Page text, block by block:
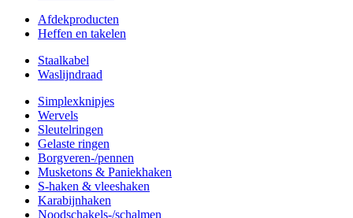
Afdekproducten
Heffen en takelen
Staalkabel
Waslijndraad
Simplexknipjes
Wervels
Sleutelringen
Gelaste ringen
Borgveren-/pennen
Musketons & Paniekhaken
S-haken & vleeshaken
Karabijnhaken
Noodschakels-/schalmen